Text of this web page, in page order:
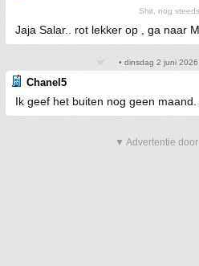
Shit, nog steeds
Jaja Salar.. rot lekker op , ga naar
• dinsdag 2 juni
Chanel5
Ik geef het buiten nog geen maand.
▼ Advertentie